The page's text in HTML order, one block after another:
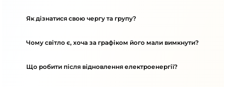
Як дізнатися свою чергу та групу?
Чому світло є, хоча за графіком його мали вимкнути?
Що робити після відновлення електроенергії?